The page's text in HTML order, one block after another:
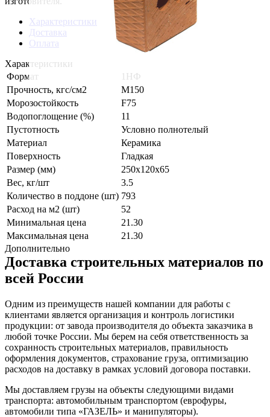
Характеристики
Доставка
Оплата
Характеристики
Формат
1НФ
Прочность, кгс/см2
M150
Морозостойкость
F75
Водопоглощение (%)
11
Пустотность
Условно полнотелый
Материал
Керамика
Поверхность
Гладкая
Размер (мм)
250x120x65
Вес, кг/шт
3.5
Количество в поддоне (шт) 793
Расход на м2 (шт)
52
Минимальная цена
21.30
Максимальная цена
21.30
Дополнительно
Доставка строительных материалов по
всей России
Одним из преимуществ нашей компании для работы с
клиентами является организация и контроль логистики
продукции: от завода производителя до объекта заказчика в
любой точке России. Мы берем на себя ответственность за
сохранность строительных материалов, правильность
оформления документов, страхование груза, оптимизацию
расходов на доставку в рамках условий договора поставки.
Мы доставляем грузы на объекты следующими видами
транспорта: автомобильным транспортом (еврофуры,
автомобили типа «ГАЗЕЛЬ» и манипуляторы).